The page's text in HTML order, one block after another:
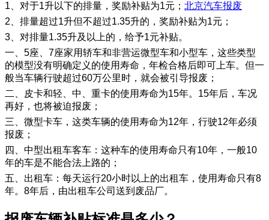
1、对于1升以下的排量，奖励补贴为1元； 北京汽车报废
2、排量超过1升但不超过1.35升的，奖励补贴为1元；
3、对排量1.35升及以上的，给予1元补贴。
一、5座、7座家用轿车和非营运微型车和小型车，这些类型
的模型没有明确定义的使用寿命，年检合格后即可上车。但一
般当车辆行驶超过60万公里时，就会被引导报废；
二、皮卡和轻、中、重卡的使用寿命为15年。15年后，车况
再好，也将被迫报废；
三、微型卡车，这类车辆的使用寿命为12年，行驶12年必须
报废；
四、中型出租车客车：这种车的使用寿命只有10年，一般10
年的车是不能合法上路的；
五、出租车：每天运行20小时以上的出租车，使用寿命只有8
年。8年后，由出租车公司送到废品厂。